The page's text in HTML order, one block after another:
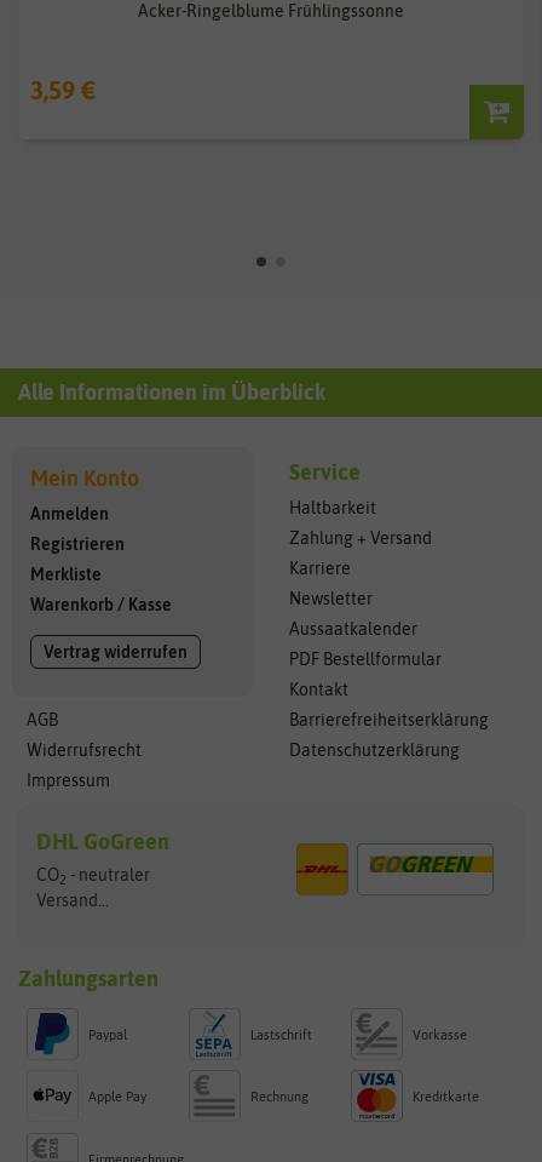
Acker-Ringelblume Frühlingssonne
3,59 €
Alle Informationen im Überblick
Mein Konto
Anmelden
Registrieren
Merkliste
Warenkorb / Kasse
Vertrag widerrufen
AGB
Widerrufsrecht
Impressum
Service
Haltbarkeit
Zahlung + Versand
Karriere
Newsletter
Aussaatkalender
PDF Bestellformular
Kontakt
Barrierefreiheitserklärung
Datenschutzerklärung
DHL GoGreen
CO2 - neutraler
Versand...
Zahlungsarten
Paypal Lastschrift Vorkasse
Apple Pay Rechnung Kreditkarte